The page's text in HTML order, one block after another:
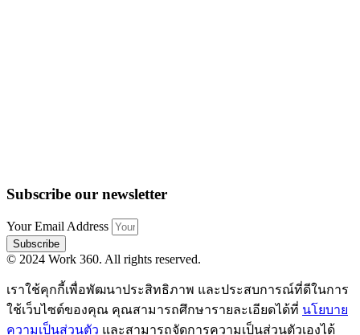
Subscribe our newsletter
Your Email Address
Subscribe
© 2024 Work 360. All rights reserved.
เราใช้คุกกี้เพื่อพัฒนาประสิทธิภาพ และประสบการณ์ที่ดีในการ
ใช้เว็บไซต์ของคุณ คุณสามารถศึกษารายละเอียดได้ที่ นโยบาย
ความเป็นส่วนตัว และสามารถจัดการความเป็นส่วนตัวเองได้